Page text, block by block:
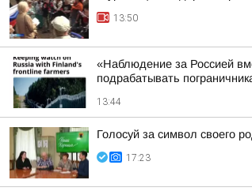
13:50
«Наблюдение за Россией
подрабатывать
13:44
Голосуй за символ своего
17:23